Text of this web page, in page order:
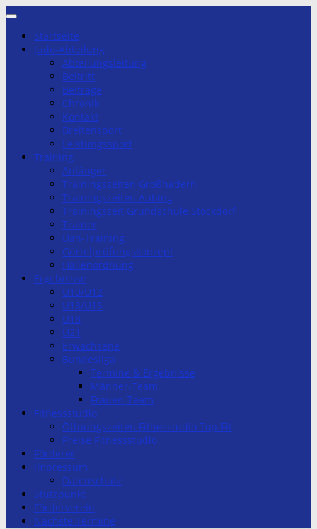
Zum
springenStartseite
Judo-Abteilung
Abteilungsleitung
Beitritt
Beiträge
Chronik
Kontakt
Breitensport
Leistungssport
Training
Anfänger
Trainingszeiten Großhadern
Trainingszeiten Aubing
Trainingszeit Grundschule Stockdorf
Trainer
Dan-Training
Gürtelprüfungskonzept
Hallenordnung
Ergebnisse
U10/U12
U13/U15
U18
U21
Erwachsene
Bundesliga
Termine & Ergebnisse
Männer-Team
Frauen-Team
Fitnessstudio
Öffnungszeiten Fitnesstudio Top-Fit
Preise Fitnessstudio
Förderer
Impressum
Datenschutz
Stützpunkt
Förderverein
Nächste Termine